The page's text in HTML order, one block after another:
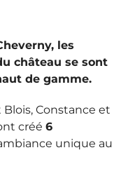
les
château se sont
de gamme.
Constance et
créé 6
unique au